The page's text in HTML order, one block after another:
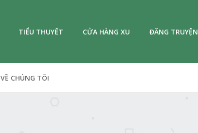
TIỂU THUYẾT CỬA HÀNG XU ĐĂNG TRUYỆN
VỀ CHÚNG TÔI